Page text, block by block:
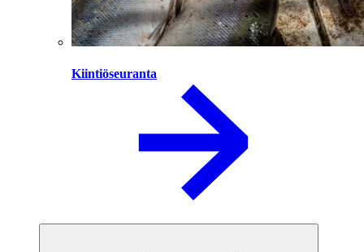
Kiintiöseuranta